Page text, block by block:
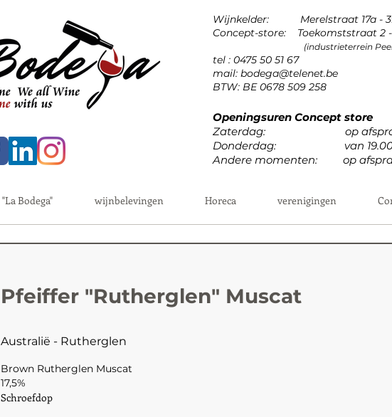
Wijnkelder: Merelstraat 17a -
Concept-store: Toekomststraat 2
(industrieterrein
tel : 0475 50 51 67
mail: bodega@telenet.be
BTW: BE 0678 509 258
Openingsuren Concept store
Zaterdag: op
Donderdag: van 19.00u
Andere momenten: op
"La Bodega" wijnbelevingen Horeca verenigingen
Pfeiffer "Rutherglen" Muscat
Australië - Rutherglen
Brown Rutherglen Muscat
17,5%
Schroefdop